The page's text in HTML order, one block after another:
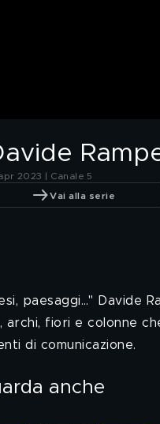
2023 | Canale 5
Vai alla serie
paesaggi…" Davide
archi, fiori e colonne
di comunicazione.
anche